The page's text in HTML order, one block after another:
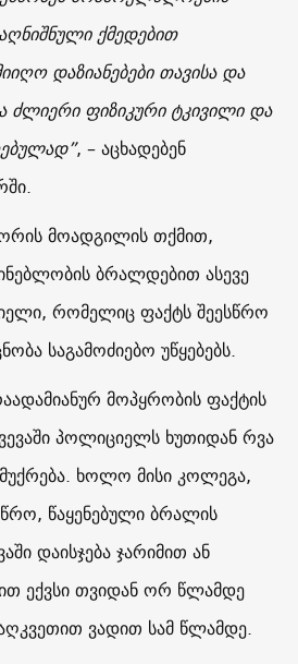
ქმედებით
დაზიანებები თავისა და
ძლიერი ფიზიკური ტკივილი და
, – აცხადებენ
მოადგილის თქმით,
ბრალდებით ასევე
რომელიც ფაქტს შეესწრო
საგამოძიებო უწყებებს.
მოპყრობის ფაქტის
პოლიციელს ხუთიდან რვა
ხოლო მისი კოლეგა,
წაყენებული ბრალის
დაისჯება ჯარიმით ან
ექვსი თვიდან ორ წლამდე
ვადით სამ წლამდე.